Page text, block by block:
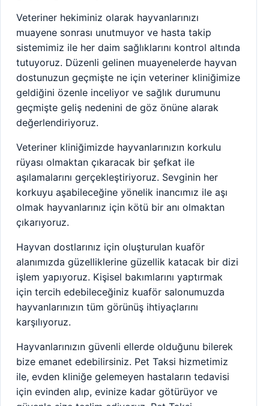
Veteriner hekiminiz olarak hayvanlarınızı
muayene sonrası unutmuyor ve hasta takip
sistemimiz ile her daim sağlıklarını kontrol altında
tutuyoruz. Düzenli gelinen muayenelerde hayvan
dostunuzun geçmişte ne için veteriner kliniğimize
geldiğini özenle inceliyor ve sağlık durumunu
geçmişte geliş nedenini de göz önüne alarak
değerlendiriyoruz.
Veteriner kliniğimizde hayvanlarınızın korkulu
rüyası olmaktan çıkaracak bir şefkat ile
aşılamalarını gerçekleştiriyoruz. Sevginin her
korkuyu aşabileceğine yönelik inancımız ile aşı
olmak hayvanlarınız için kötü bir anı olmaktan
çıkarıyoruz.
Hayvan dostlarınız için oluşturulan kuaför
alanımızda güzelliklerine güzellik katacak bir dizi
işlem yapıyoruz. Kişisel bakımlarını yaptırmak
için tercih edebileceğiniz kuaför salonumuzda
hayvanlarınızın tüm görünüş ihtiyaçlarını
karşılıyoruz.
Hayvanlarınızın güvenli ellerde olduğunu bilerek
bize emanet edebilirsiniz. Pet Taksi hizmetimiz
ile, evden kliniğe gelemeyen hastaların tedavisi
için evinden alıp, evinize kadar götürüyor ve